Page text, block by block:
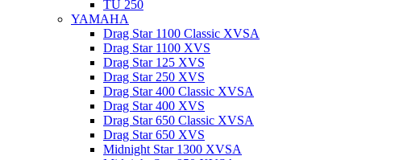
TU 250
YAMAHA
Drag Star 1100 Classic XVSA
Drag Star 1100 XVS
Drag Star 125 XVS
Drag Star 250 XVS
Drag Star 400 Classic XVSA
Drag Star 400 XVS
Drag Star 650 Classic XVSA
Drag Star 650 XVS
Midnight Star 1300 XVSA